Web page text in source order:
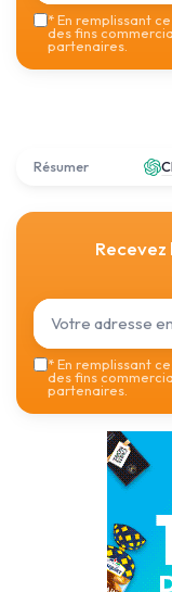
*En remplissant
des fins
partenaires.
Résumer
*En remplissant
des fins
partenaires.